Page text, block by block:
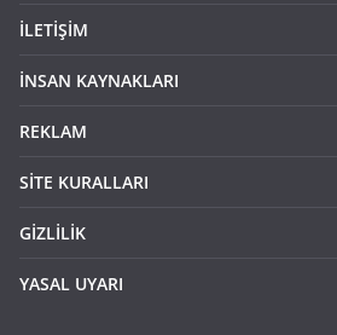
İLETİŞİM
İNSAN KAYNAKLARI
REKLAM
SİTE KURALLARI
GİZLİLİK
YASAL UYARI